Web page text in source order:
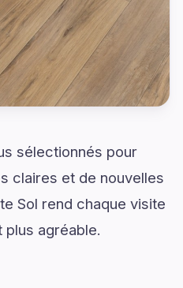
sélectionnés pour
claires et de nouvelles
Sol rend chaque visite
plus agréable.